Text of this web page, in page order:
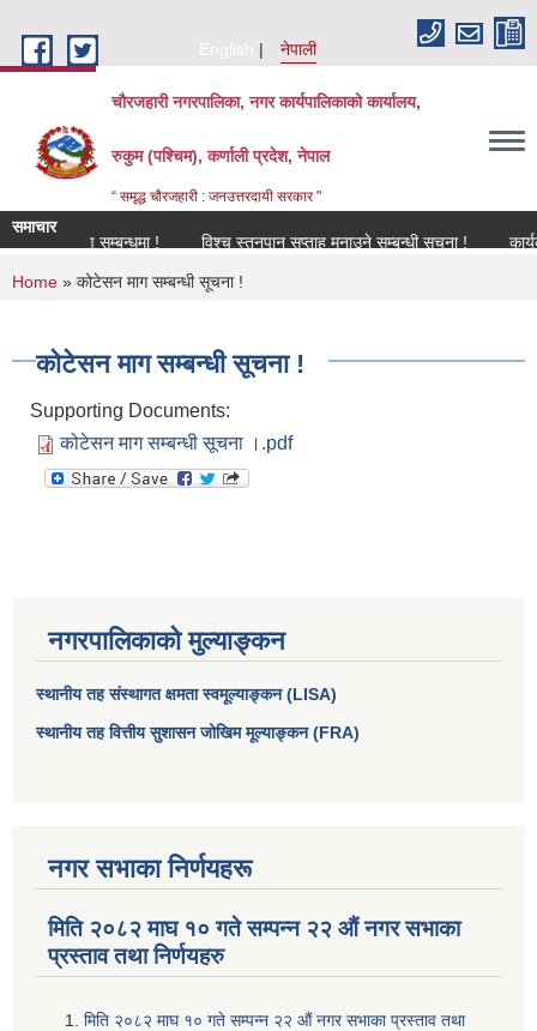
English
नेपाली
चौरजहारी नगरपालिका, नगर कार्यपालिकाको कार्यालय,
रुकुम (पश्चिम), कर्णाली प्रदेश, नेपाल
“ समृद्ध चौरजहारी : जनउत्तरदायी सरकार "
समाचार
नविकरण सम्बन्धमा !
विश्च स्तनपान सप्ताह मनाउने सम्बन्धी सूचना !
You are here
Home » कोटेसन माग सम्बन्धी सूचना !
कोटेसन माग सम्बन्धी सूचना !
Supporting Documents:
कोटेसन माग सम्बन्धी सूचना ।.pdf
नगरपालिकाको मुल्याङ्कन
स्थानीय तह संस्थागत क्षमता स्वमूल्याङ्कन (LISA)
स्थानीय तह वित्तीय सुशासन जोखिम मूल्याङ्कन (FRA)
नगर सभाका निर्णयहरू
मिति २०८२ माघ १० गते सम्पन्न २२ औं नगर सभाका
प्रस्ताव तथा निर्णयहरु
मिति २०८२ माघ १० गते सम्पन्न २२ औं नगर सभाका प्रस्ताव तथा